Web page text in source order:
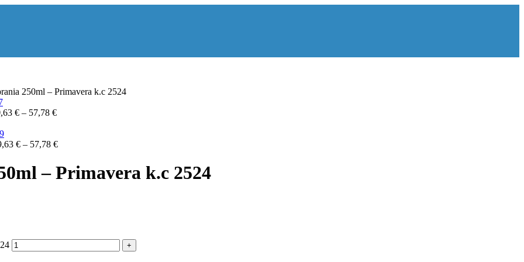
250ml – Primavera k.c 2524
€ – 57,78 €
€ – 57,78 €
– Primavera k.c 2524